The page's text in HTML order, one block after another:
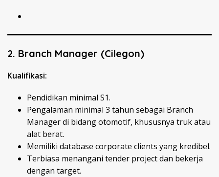
2. Branch Manager (Cilegon)
Kualifikasi:
Pendidikan minimal S1.
Pengalaman minimal 3 tahun sebagai Branch
Manager di bidang otomotif, khususnya truk atau
alat berat.
Memiliki database corporate clients yang kredibel.
Terbiasa menangani tender project dan bekerja
dengan target.